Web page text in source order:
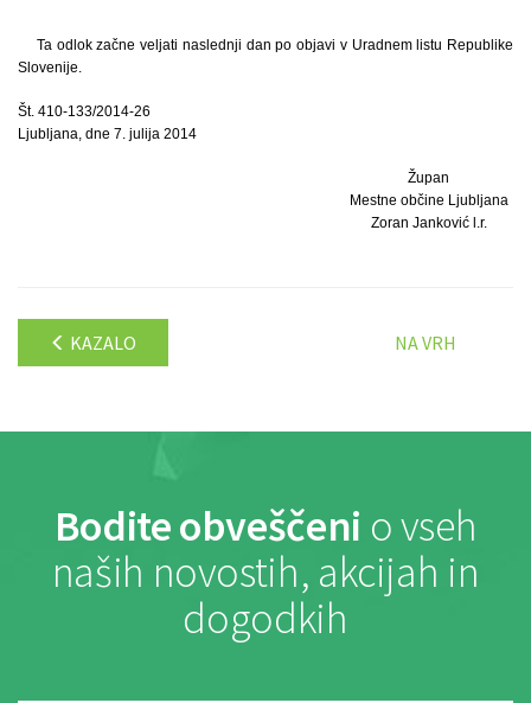
Ta odlok začne veljati naslednji dan po objavi v Uradnem listu Republike
Slovenije.
Št. 410-133/2014-26
Ljubljana, dne 7. julija 2014
Župan
Mestne občine Ljubljana
Zoran Janković l.r.
KAZALO NA VRH
Bodite obveščeni o vseh
naših novostih, akcijah in
dogodkih